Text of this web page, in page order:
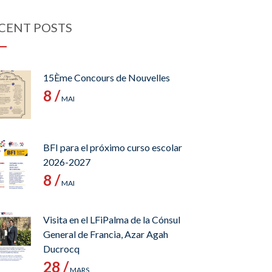
POSTS
15Ème Concours de Nouvelles
8 /MAI
BFI para el próximo curso escolar
2026-2027
8 /MAI
Visita en el LFiPalma de la Cónsul
General de Francia, Azar Agah
Ducrocq
28 /MARS